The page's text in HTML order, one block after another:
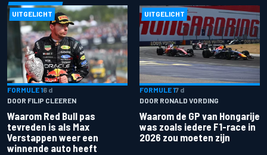
UITGELICHT
FORMULE 16 d
DOOR FILIP CLEEREN
Waarom Red Bull pas
tevreden is als Max
Verstappen weer een
winnende auto heeft
UITGELICHT
FORMULE 17 d
DOOR RONALD VORDING
Waarom de GP van Hongarije
was zoals iedere F1-race in
2026 zou moeten zijn